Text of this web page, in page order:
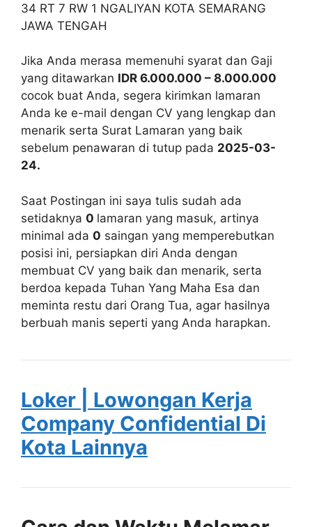
34 RT 7 RW 1 NGALIYAN KOTA SEMARANG
JAWA TENGAH
Jika Anda merasa memenuhi syarat dan Gaji
yang ditawarkan IDR 6.000.000 – 8.000.000
cocok buat Anda, segera kirimkan lamaran
Anda ke e-mail dengan CV yang lengkap dan
menarik serta Surat Lamaran yang baik
sebelum penawaran di tutup pada 2025-03-
24.
Saat Postingan ini saya tulis sudah ada
setidaknya 0 lamaran yang masuk, artinya
minimal ada 0 saingan yang memperebutkan
posisi ini, persiapkan diri Anda dengan
membuat CV yang baik dan menarik, serta
berdoa kepada Tuhan Yang Maha Esa dan
meminta restu dari Orang Tua, agar hasilnya
berbuah manis seperti yang Anda harapkan.
Loker | Lowongan Kerja
Company Confidential Di
Kota Lainnya